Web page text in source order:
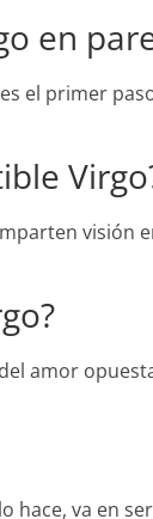
en
el primer
visión
amor
hace, va en